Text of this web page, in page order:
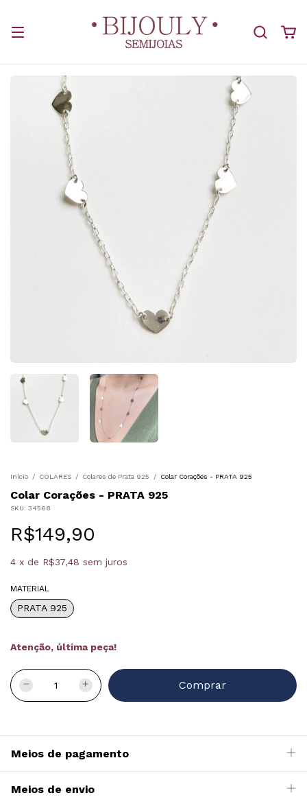
Início / COLARES / Colares de Prata 925 / Colar Corações - PRATA 925
Colar Corações - PRATA 925
SKU: 34568
R$149,90
4 x de R$37,48 sem juros
MATERIAL
PRATA 925
Atenção, última peça!
Meios de pagamento
Meios de envio